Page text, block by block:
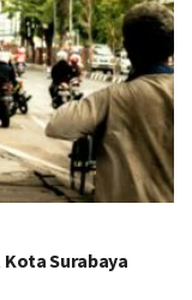
Surabaya